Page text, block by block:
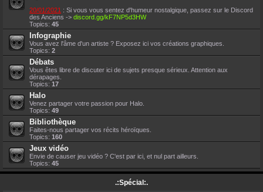
20/01/2021 : Si vous vous sentez d'humeur nostalgique, passez sur le Discord
des Anciens -> discord.gg/kF7NP5d3HW
Topics: 45
Infographie
Vous avez l'âme d'un artiste ? Exposez ici vos créations graphiques.
Topics: 2
Débats
Vous êtes libre de discuter ici de sujets presque sérieux. Attention aux
dérapages.
Topics: 17
Halo
Venez partager votre passion pour Halo.
Topics: 49
Bibliothèque
Faites-nous partager vos récits héroïques.
Topics: 160
Jeux vidéo
Envie de causer jeu vidéo ? C'est par ici, et nul part ailleurs.
Topics: 45
.:Spécial:.